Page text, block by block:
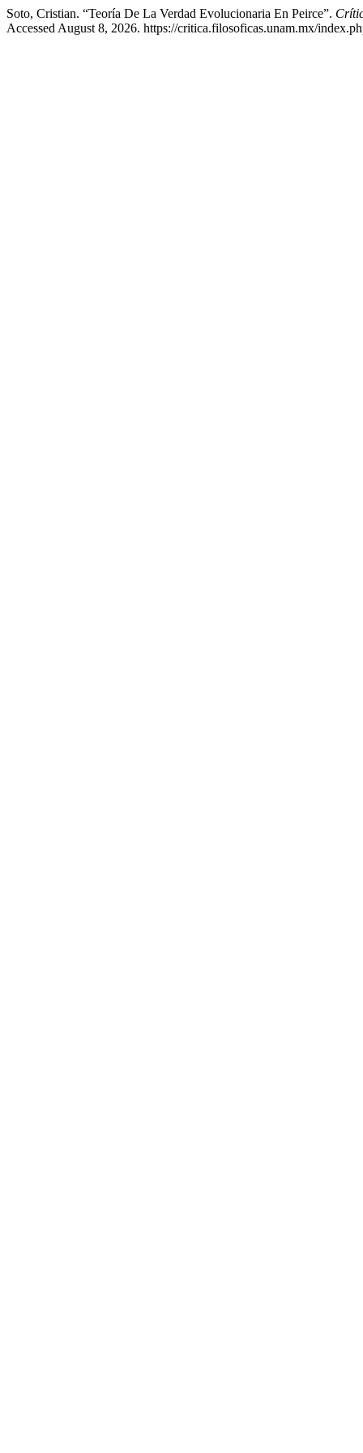
Soto, Cristian. “Teoría De La Verdad Evolucionaria En Peirce”.
Accessed August 8, 2026. https://critica.filosoficas.unam.mx/